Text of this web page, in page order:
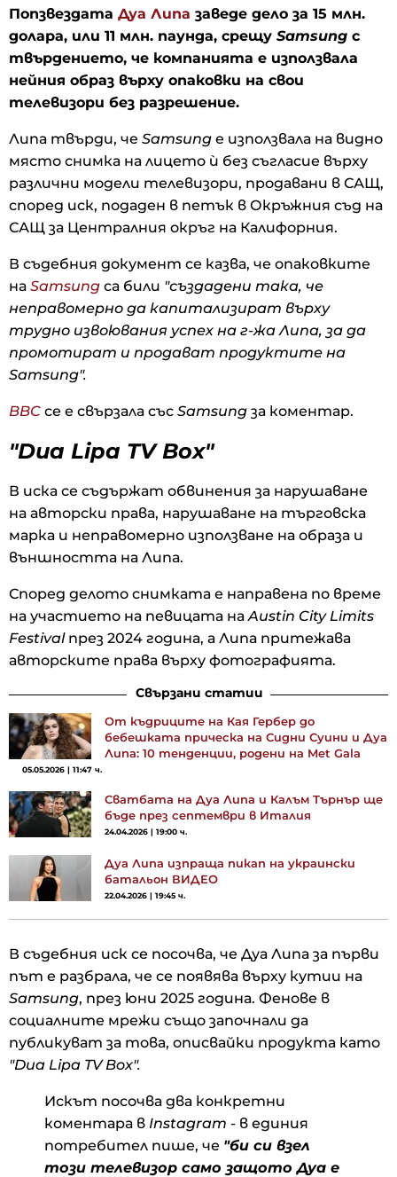
Попзвездата Дуа Липа заведе дело за 15 млн.
долара, или 11 млн. паунда, срещу Samsung с
твърдението, че компанията е използвала
нейния образ върху опаковки на свои
телевизори без разрешение.
Липа твърди, че Samsung е използвала на видно
място снимка на лицето ѝ без съгласие върху
различни модели телевизори, продавани в САЩ,
според иск, подаден в петък в Окръжния съд на
САЩ за Централния окръг на Калифорния.
В съдебния документ се казва, че опаковките
на Samsung са били "създадени така, че
неправомерно да капитализират върху
трудно извоювания успех на г-жа Липа, за да
промотират и продават продуктите на
Samsung".
BBC се е свързала със Samsung за коментар.
"Dua Lipa TV Box"
В иска се съдържат обвинения за нарушаване
на авторски права, нарушаване на търговска
марка и неправомерно използване на образа и
външността на Липа.
Според делото снимката е направена по време
на участието на певицата на Austin City Limits
Festival през 2024 година, а Липа притежава
авторските права върху фотографията.
Свързани статии
От къдриците на Кая Гербер до
бебешката прическа на Сидни Суини и Дуа
Липа: 10 тенденции, родени на Met Gala
05.05.2026 | 11:47 ч.
Сватбата на Дуа Липа и Калъм Търнър ще
бъде през септември в Италия
24.04.2026 | 19:00 ч.
Дуа Липа изпраща пикап на украински
батальон ВИДЕО
22.04.2026 | 19:45 ч.
В съдебния иск се посочва, че Дуа Липа за първи
път е разбрала, че се появява върху кутии на
Samsung, през юни 2025 година. Фенове в
социалните мрежи също започнали да
публикуват за това, описвайки продукта като
"Dua Lipa TV Box".
Искът посочва два конкретни
коментара в Instagram - в единия
потребител пише, че "би си взел
този телевизор само защото Дуа е